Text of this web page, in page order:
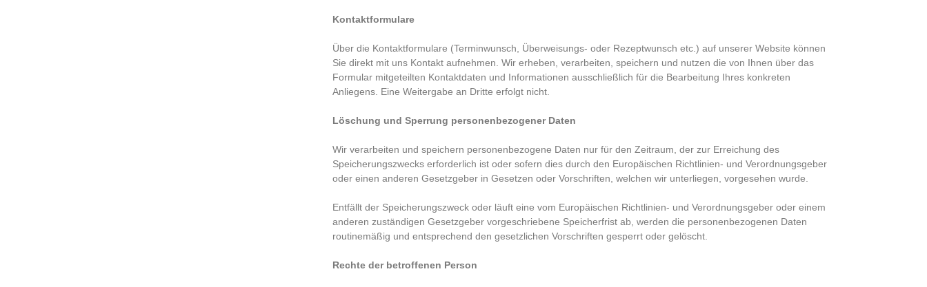
Kontakt­formulare
Über die Kontaktformulare (Terminwunsch, Überweisungs- oder Rezeptwunsch etc.) auf unserer Website können
Sie direkt mit uns Kontakt aufnehmen. Wir erheben, verarbeiten, speichern und nutzen die von Ihnen über das
Formular mitgeteilten Kontaktdaten und Informationen ausschließlich für die Bearbeitung Ihres konkreten
Anliegens. Eine Weitergabe an Dritte erfolgt nicht.
Löschung und Sperrung personenbezogener Daten
Wir verarbeiten und speichern personenbezogene Daten nur für den Zeitraum, der zur Erreichung des
Speicherungszwecks erforderlich ist oder sofern dies durch den Europäischen Richtlinien- und Verordnungsgeber
oder einen anderen Gesetzgeber in Gesetzen oder Vorschriften, welchen wir unterliegen, vorgesehen wurde.
Entfällt der Speicherungszweck oder läuft eine vom Europäischen Richtlinien- und Verordnungsgeber oder einem
anderen zuständigen Gesetzgeber vorgeschriebene Speicherfrist ab, werden die personenbezogenen Daten
routinemäßig und entsprechend den gesetzlichen Vorschriften gesperrt oder gelöscht.
Rechte der betroffenen Person